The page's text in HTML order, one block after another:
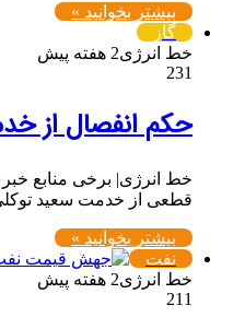
بیشتر بخوانید »
گاز
خط انرژی2 هفته پیش
231
حکم انفصال از
خط انرژی| برخی منابع
قطعی از خدمت ‌سعید
بیشتر بخوانید »
نفت
خط انرژی2 هفته پیش
211